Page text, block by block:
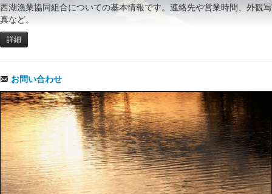
西湖漁業協同組合についての基本情報です。連絡先や営業時間、外観写
真など。
詳細
お問い合わせ